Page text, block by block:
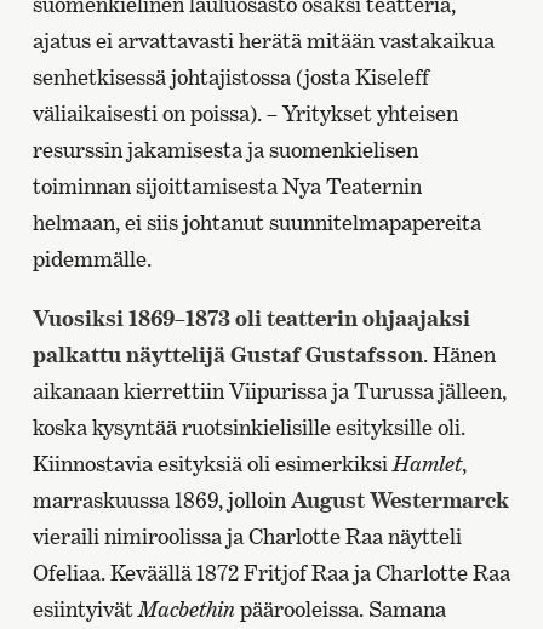
ajatus ei arvattavasti herätä mitään vastakaikua
senhetkisessä johtajistossa (josta Kiseleff
väliaikaisesti on poissa). – Yritykset yhteisen
resurssin jakamisesta ja suomenkielisen
toiminnan sijoittamisesta Nya Teaternin
helmaan, ei siis johtanut suunnitelmapapereita
pidemmälle.
Vuosiksi 1869–1873 oli teatterin ohjaajaksi
palkattu näyttelijä Gustaf Gustafsson. Hänen
aikanaan kierrettiin Viipurissa ja Turussa jälleen,
koska kysyntää ruotsinkielisille esityksille oli.
Kiinnostavia esityksiä oli esimerkiksiHamlet,
marraskuussa 1869, jolloinAugust Westermarck
vieraili nimiroolissa ja Charlotte Raa näytteli
Ofeliaa. Keväällä 1872 Fritjof Raa ja Charlotte Raa
esiintyivätMacbethinpäärooleissa. Samana